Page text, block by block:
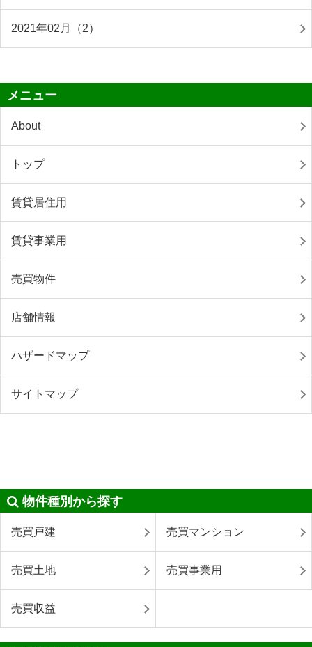
2021年02月（2）
メニュー
About
トップ
賃貸居住用
賃貸事業用
売買物件
店舗情報
ハザードマップ
サイトマップ
物件種別から探す
売買戸建 売買マンション
売買土地 売買事業用
売買収益